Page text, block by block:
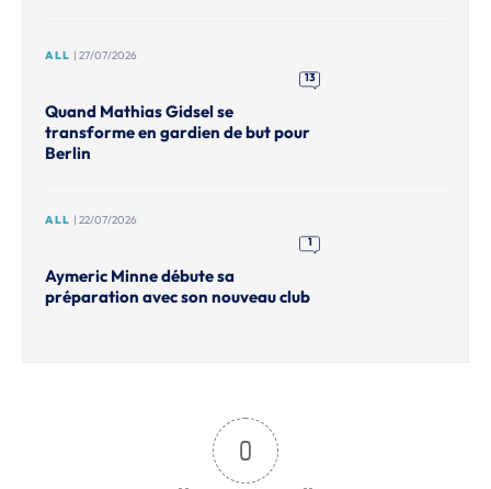
ALL | 27/07/2026
13
Quand Mathias Gidsel se
transforme en gardien de but pour
Berlin
ALL | 22/07/2026
1
Aymeric Minne débute sa
préparation avec son nouveau club
0